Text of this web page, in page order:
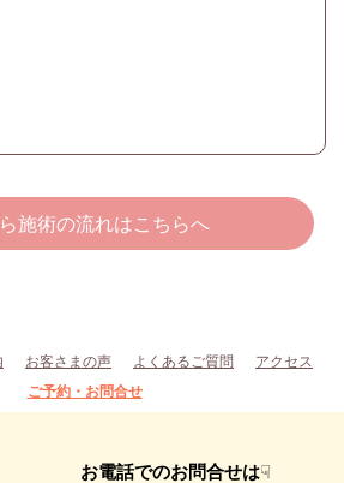
施術の流れはこちらへ
お客さまの声 よくあるご質問
アクセス
ご予約・お問合せ
お電話でのお問合せは☟